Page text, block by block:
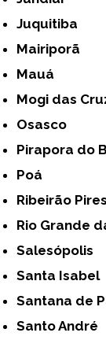
Juquitiba
Mairiporã
Mauá
Mogi das
Osasco
Pirapora do
Poá
Ribeirão Pires
Rio Grande
Salesópolis
Santa Isabel
Santana de
Santo André